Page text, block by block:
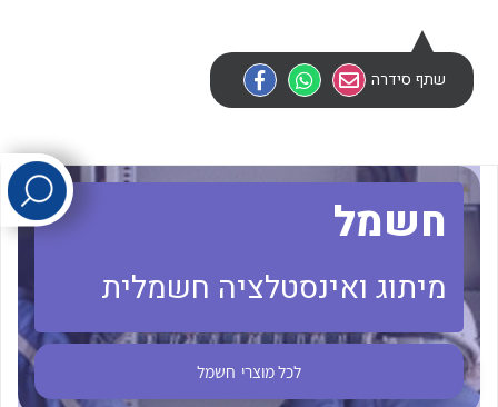
לכל מוצרי היצרן
לכל מוצרי היצרן לכל מוצרי היצרן
שתף סידרה
חשמל
מיתוג ואינסטלציה חשמלית
לכל מוצרי חשמל